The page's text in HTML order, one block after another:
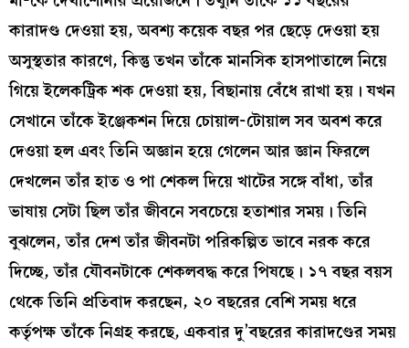
কারাদণ্ড দেওয়া হয়, অবশ্য কয়েক বছর পর ছেড়ে দেওয়া হয়
অসুস্থতার কারণে, কিন্তু তখন তাঁকে মানসিক হাসপাতালে নিয়ে
গিয়ে ইলেকট্রিক শক দেওয়া হয়, বিছানায় বেঁধে রাখা হয়। যখন
সেখানে তাঁকে ইঞ্জেকশন দিয়ে চোয়াল-টোয়াল সব অবশ করে
দেওয়া হল এবং তিনি অজ্ঞান হয়ে গেলেন আর জ্ঞান ফিরলে
দেখলেন তাঁর হাত ও পা শেকল দিয়ে খাটের সঙ্গে বাঁধা, তাঁর
ভাষায় সেটা ছিল তাঁর জীবনে সবচেয়ে হতাশার সময়। তিনি
বুঝলেন, তাঁর দেশ তাঁর জীবনটা পরিকল্পিত ভাবে নরক করে
দিচ্ছে, তাঁর যৌবনটাকে শেকলবদ্ধ করে পিষছে। ১৭ বছর বয়স
থেকে তিনি প্রতিবাদ করছেন, ২০ বছরের বেশি সময় ধরে
কর্তৃপক্ষ তাঁকে নিগ্রহ করছে, একবার দু’বছরের কারাদণ্ডের সময়